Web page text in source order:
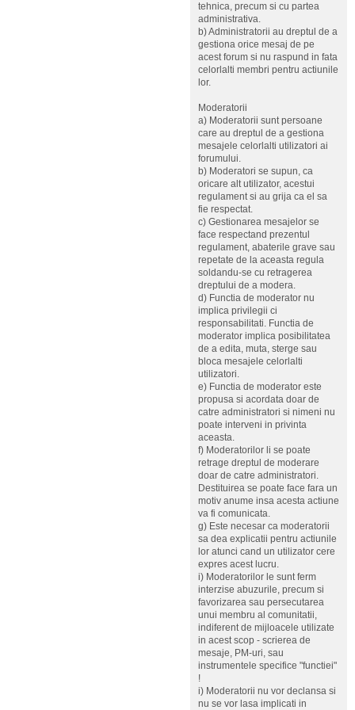
tehnica, precum si cu partea
administrativa.
b) Administratorii au dreptul de a
gestiona orice mesaj de pe
acest forum si nu raspund in fata
celorlalti membri pentru actiunile
lor.
Moderatorii
a) Moderatorii sunt persoane
care au dreptul de a gestiona
mesajele celorlalti utilizatori ai
forumului.
b) Moderatori se supun, ca
oricare alt utilizator, acestui
regulament si au grija ca el sa
fie respectat.
c) Gestionarea mesajelor se
face respectand prezentul
regulament, abaterile grave sau
repetate de la aceasta regula
soldandu-se cu retragerea
dreptului de a modera.
d) Functia de moderator nu
implica privilegii ci
responsabilitati. Functia de
moderator implica posibilitatea
de a edita, muta, sterge sau
bloca mesajele celorlalti
utilizatori.
e) Functia de moderator este
propusa si acordata doar de
catre administratori si nimeni nu
poate interveni in privinta
aceasta.
f) Moderatorilor li se poate
retrage dreptul de moderare
doar de catre administratori.
Destituirea se poate face fara un
motiv anume insa acesta actiune
va fi comunicata.
g) Este necesar ca moderatorii
sa dea explicatii pentru actiunile
lor atunci cand un utilizator cere
expres acest lucru.
i) Moderatorilor le sunt ferm
interzise abuzurile, precum si
favorizarea sau persecutarea
unui membru al comunitatii,
indiferent de mijloacele utilizate
in acest scop - scrierea de
mesaje, PM-uri, sau
instrumentele specifice "functiei"
!
i) Moderatorii nu vor declansa si
nu se vor lasa implicati in